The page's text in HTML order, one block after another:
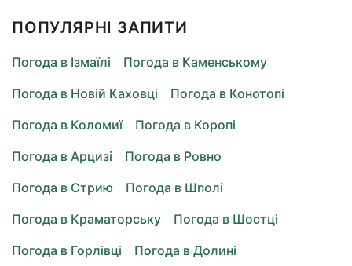
ПОПУЛЯРНІ ЗАПИТИ
Погода в Ізмаїлі
Погода в Каменському
Погода в Новій Каховці
Погода в Конотопі
Погода в Коломиї
Погода в Коропі
Погода в Арцизі
Погода в Ровно
Погода в Стрию
Погода в Шполі
Погода в Краматорську
Погода в Шостці
Погода в Горлівці
Погода в Долині